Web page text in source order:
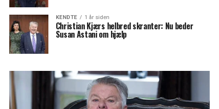
KENDTE 1 år siden
Christian Kjærs helbred skranter: Nu beder
Susan Astani om hjælp